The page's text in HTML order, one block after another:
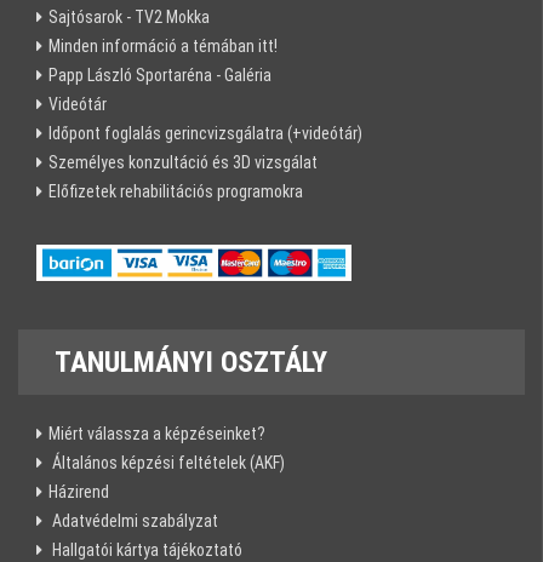
Sajtósarok - TV2 Mokka
Minden információ a témában itt!
Papp László Sportaréna - Galéria
Videótár
Időpont foglalás gerincvizsgálatra (+videótár)
Személyes konzultáció és 3D vizsgálat
Előfizetek rehabilitációs programokra
TANULMÁNYI OSZTÁLY
Miért válassza a képzéseinket?
Általános képzési feltételek (AKF)
Házirend
Adatvédelmi szabályzat
Hallgatói kártya tájékoztató